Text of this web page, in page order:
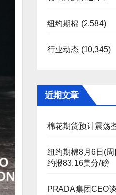
纽约期棉 (2,584)
行业动态 (10,345)
近期文章
棉花期货预计震荡
纽约期棉8月6日(
约报83.16美分/磅
PRADA集团CEO